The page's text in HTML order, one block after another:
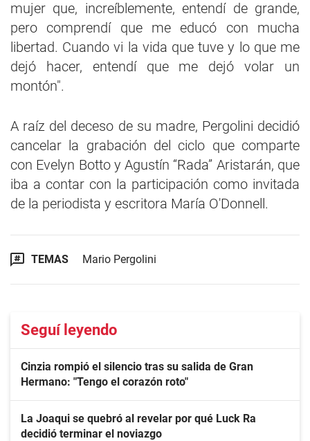
mujer que, increíblemente, entendí de grande,
pero comprendí que me educó con mucha
libertad. Cuando vi la vida que tuve y lo que me
dejó hacer, entendí que me dejó volar un
montón".
A raíz del deceso de su madre, Pergolini decidió
cancelar la grabación del ciclo que comparte
con Evelyn Botto y Agustín “Rada” Aristarán, que
iba a contar con la participación como invitada
de la periodista y escritora María O'Donnell.
TEMAS Mario Pergolini
Seguí leyendo
Cinzia rompió el silencio tras su salida de Gran
Hermano: "Tengo el corazón roto"
La Joaqui se quebró al revelar por qué Luck Ra
decidió terminar el noviazgo